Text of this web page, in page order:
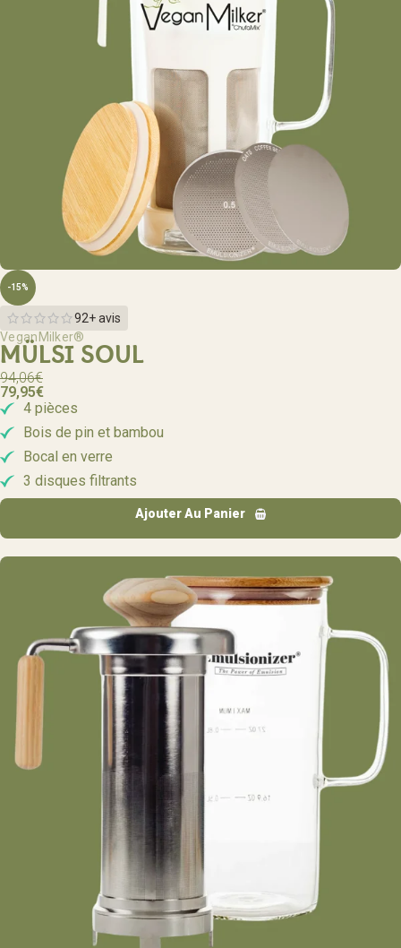
-15%
92+ avis
VeganMilker®
MÜLSI SOUL
94,06€
79,95€
4 pièces
Bois de pin et bambou
Bocal en verre
3 disques filtrants
Ajouter Au Panier